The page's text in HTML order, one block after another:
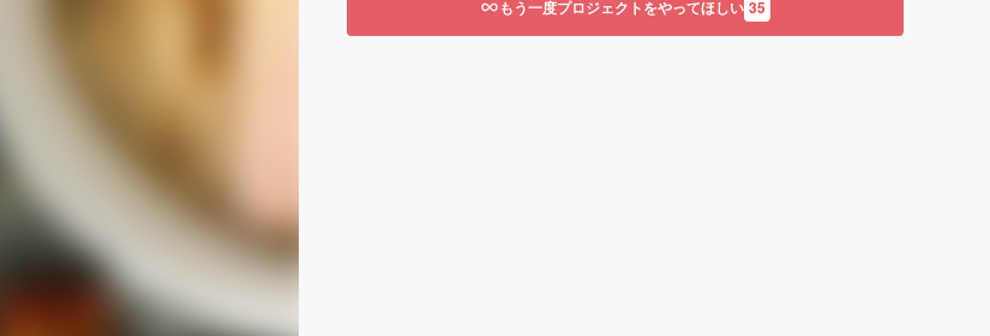
もう一度プロジェクトをやってほしい 35